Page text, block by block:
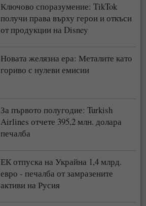
Ключово споразумение: TikTok
получи права върху герои и откъси
от продукции на Disney
Новата желязна ера: Металите като
гориво с нулеви емисии
За първото полугодие: Turkish
Airlines отчете 395,2 млн. долара
печалба
ЕК отпуска на Украйна 1,4 млрд.
евро - печалба от замразените
активи на Русия